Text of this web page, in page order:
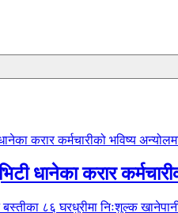
धानेका करार